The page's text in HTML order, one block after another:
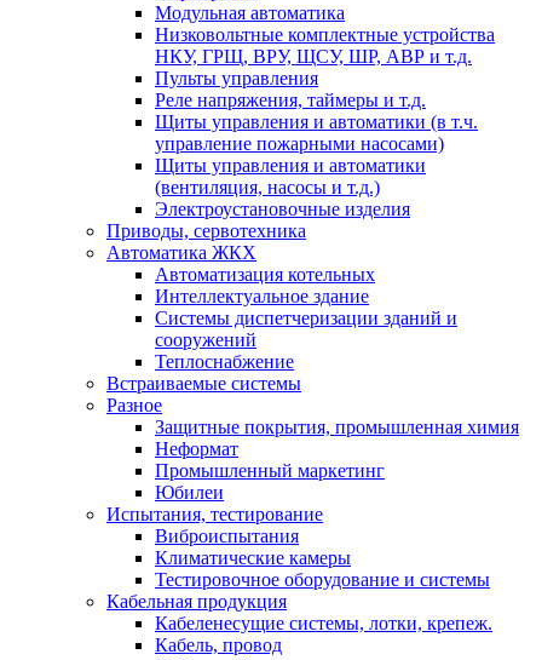
Модульная автоматика
Низковольтные комплектные устройства
НКУ, ГРЩ, ВРУ, ЩСУ, ШР, АВР и т.д.
Пульты управления
Реле напряжения, таймеры и т.д.
Щиты управления и автоматики (в т.ч.
управление пожарными насосами)
Щиты управления и автоматики
(вентиляция, насосы и т.д.)
Электроустановочные изделия
Приводы, сервотехника
Автоматика ЖКХ
Автоматизация котельных
Интеллектуальное здание
Системы диспетчеризации зданий и
сооружений
Теплоснабжение
Встраиваемые системы
Разное
Защитные покрытия, промышленная химия
Неформат
Промышленный маркетинг
Юбилеи
Испытания, тестирование
Виброиспытания
Климатические камеры
Тестировочное оборудование и системы
Кабельная продукция
Кабеленесущие системы, лотки, крепеж.
Кабель, провод